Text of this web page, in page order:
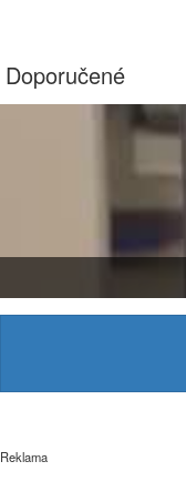
Doporučené
Reklama